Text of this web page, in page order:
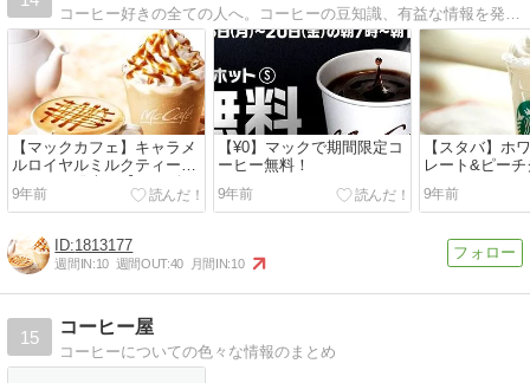
【マックカフェ】キャラメ
ルロイヤルミルクティー・
フラッペ発売！【2月下旬
まで】
9年前
【¥0】マックで期間限定コ
ーヒー無料！
9年前
【スタバ】ホ
レート&ピー
ラペチーノ レ
9年前
1813177
週間IN:10 週間OUT:40 月間IN:10
15
コーヒー屋
コーヒーについての色々な情報のまとめ